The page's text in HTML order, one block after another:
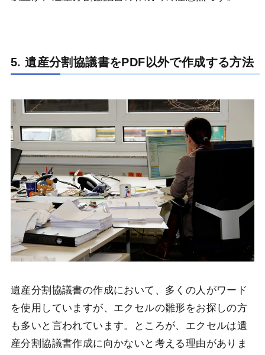
5. 遺産分割協議書をPDF以外で作成する方法
遺産分割協議書の作成において、多くの人がワード
を使用していますが、エクセルの雛形をお探しの方
も多いと言われています。ところが、エクセルは遺
産分割協議書作成に向かないと考える理由がありま